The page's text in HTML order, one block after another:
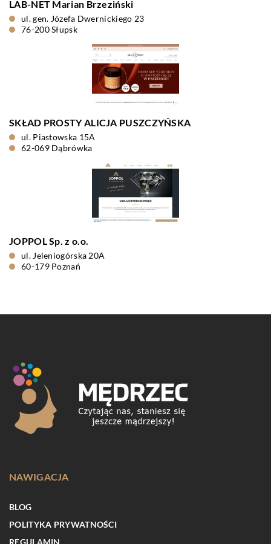
LAB-NET Marian Brzeziński
ul. gen. Józefa Dwernickiego 23
76-200 Słupsk
SKŁAD PROSTY ALICJA PUSZCZYŃSKA
ul. Piastowska 15A
62-069 Dąbrówka
JOPPOL Sp. z o.o.
ul. Jeleniogórska 20A
60-179 Poznań
NAWIGACJA
BLOG
POLITYKA PRYWATNOŚCI